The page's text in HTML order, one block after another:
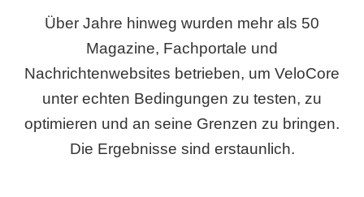
Über Jahre hinweg wurden mehr als 50
Magazine, Fachportale und
Nachrichtenwebsites betrieben, um VeloCore
unter echten Bedingungen zu testen, zu
optimieren und an seine Grenzen zu bringen.
Die Ergebnisse sind erstaunlich.